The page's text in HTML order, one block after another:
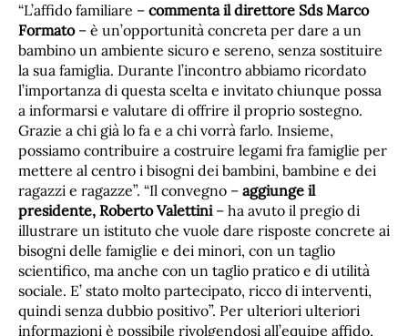
“L’affido familiare – commenta il direttore Sds Marco
Formato – è un’opportunità concreta per dare a un
bambino un ambiente sicuro e sereno, senza sostituire
la sua famiglia. Durante l’incontro abbiamo ricordato
l’importanza di questa scelta e invitato chiunque possa
a informarsi e valutare di offrire il proprio sostegno.
Grazie a chi già lo fa e a chi vorrà farlo. Insieme,
possiamo contribuire a costruire legami fra famiglie per
mettere al centro i bisogni dei bambini, bambine e dei
ragazzi e ragazze”. “Il convegno – aggiunge il
presidente, Roberto Valettini– ha avuto il pregio di
illustrare un istituto che vuole dare risposte concrete ai
bisogni delle famiglie e dei minori, con un taglio
scientifico, ma anche con un taglio pratico e di utilità
sociale. E’ stato molto partecipato, ricco di interventi,
quindi senza dubbio positivo”. Per ulteriori ulteriori
informazioni è possibile rivolgendosi all’equipe affido,